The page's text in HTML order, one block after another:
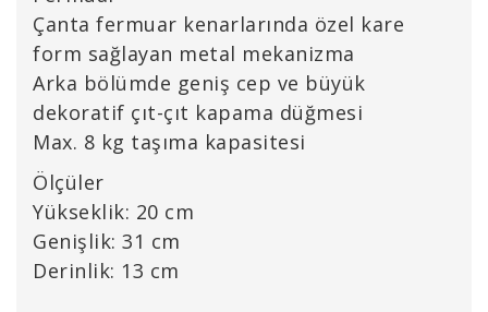
Çanta fermuar kenarlarında özel kare
form sağlayan metal mekanizma
Arka bölümde geniş cep ve büyük
dekoratif çıt-çıt kapama düğmesi
Max. 8 kg taşıma kapasitesi
Ölçüler
Yükseklik: 20 cm
Genişlik: 31 cm
Derinlik: 13 cm